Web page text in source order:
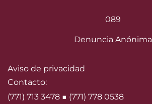
089
Denuncia Anónima
Aviso de privacidad
Contacto:
(771) 713 3478 ■ (771) 778 0538